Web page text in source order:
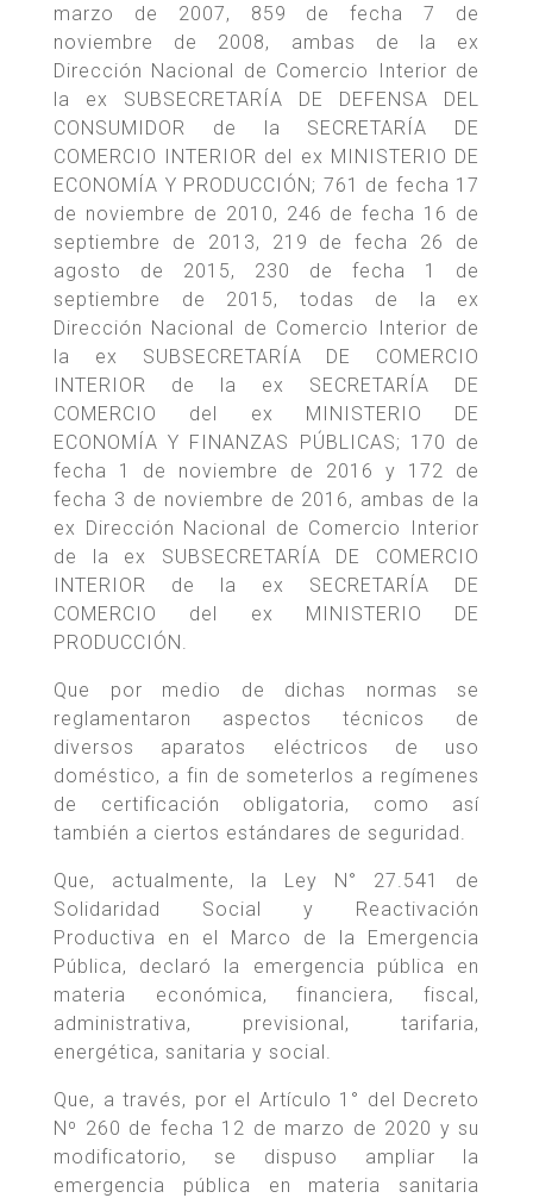
marzo de 2007, 859 de fecha 7 de
noviembre de 2008, ambas de la ex
Dirección Nacional de Comercio Interior de
la ex SUBSECRETARÍA DE DEFENSA DEL
CONSUMIDOR de la SECRETARÍA DE
COMERCIO INTERIOR del ex MINISTERIO DE
ECONOMÍA Y PRODUCCIÓN; 761 de fecha 17
de noviembre de 2010, 246 de fecha 16 de
septiembre de 2013, 219 de fecha 26 de
agosto de 2015, 230 de fecha 1 de
septiembre de 2015, todas de la ex
Dirección Nacional de Comercio Interior de
la ex SUBSECRETARÍA DE COMERCIO
INTERIOR de la ex SECRETARÍA DE
COMERCIO del ex MINISTERIO DE
ECONOMÍA Y FINANZAS PÚBLICAS; 170 de
fecha 1 de noviembre de 2016 y 172 de
fecha 3 de noviembre de 2016, ambas de la
ex Dirección Nacional de Comercio Interior
de la ex SUBSECRETARÍA DE COMERCIO
INTERIOR de la ex SECRETARÍA DE
COMERCIO del ex MINISTERIO DE
PRODUCCIÓN.
Que por medio de dichas normas se
reglamentaron aspectos técnicos de
diversos aparatos eléctricos de uso
doméstico, a fin de someterlos a regímenes
de certificación obligatoria, como así
también a ciertos estándares de seguridad.
Que, actualmente, la Ley N° 27.541 de
Solidaridad Social y Reactivación
Productiva en el Marco de la Emergencia
Pública, declaró la emergencia pública en
materia económica, financiera, fiscal,
administrativa, previsional, tarifaria,
energética, sanitaria y social.
Que, a través, por el Artículo 1° del Decreto
Nº 260 de fecha 12 de marzo de 2020 y su
modificatorio, se dispuso ampliar la
emergencia pública en materia sanitaria